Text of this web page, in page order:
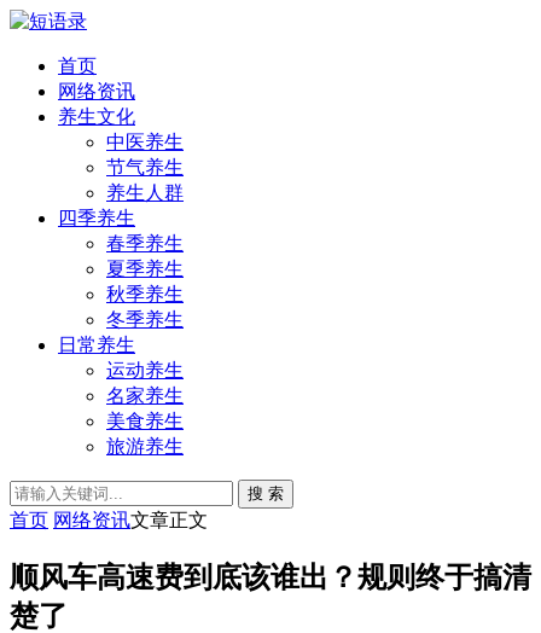
首页
网络资讯
养生文化
中医养生
节气养生
养生人群
四季养生
春季养生
夏季养生
秋季养生
冬季养生
日常养生
运动养生
名家养生
美食养生
旅游养生
搜 索
首页 网络资讯文章正文
顺风车高速费到底该谁出？规则终于搞清
楚了